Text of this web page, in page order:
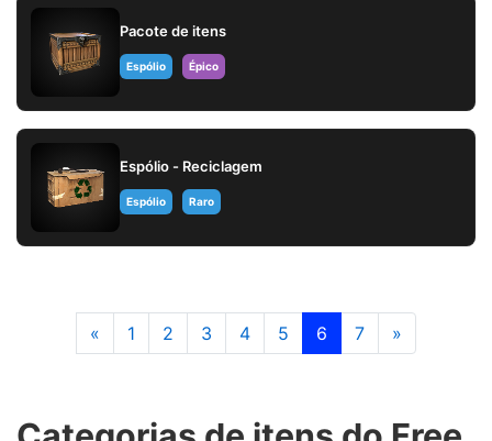
Pacote de itens
Espólio Épico
Espólio - Reciclagem
Espólio Raro
« 1 2 3 4 5 6 7 »